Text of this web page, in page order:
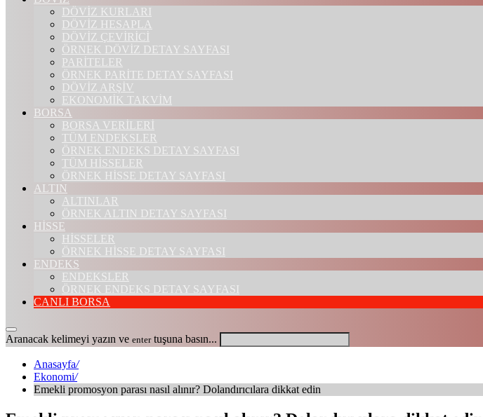
DÖVİZ KURLARI
DÖVİZ HESAPLA
DÖVİZ ÇEVİRİCİ
ÖRNEK DÖVİZ DETAY SAYFASI
PARİTELER
ÖRNEK PARİTE DETAY SAYFASI
DÖVİZ ARŞİV
EKONOMİK TAKVİM
BORSA
BORSA VERİLERİ
TÜM ENDEKSLER
ÖRNEK ENDEKS DETAY SAYFASI
TÜM HİSSELER
ÖRNEK HİSSE DETAY SAYFASI
ALTIN
ALTINLAR
ÖRNEK ALTIN DETAY SAYFASI
HİSSE
HİSSELER
ÖRNEK HİSSE DETAY SAYFASI
ENDEKS
ENDEKSLER
ÖRNEK ENDEKS DETAY SAYFASI
CANLI BORSA
Aranacak kelimeyi yazın ve entertuşuna basın...
Anasayfa/
Ekonomi/
Emekli promosyon parası nasıl alınır? Dolandırıcılara dikkat edin